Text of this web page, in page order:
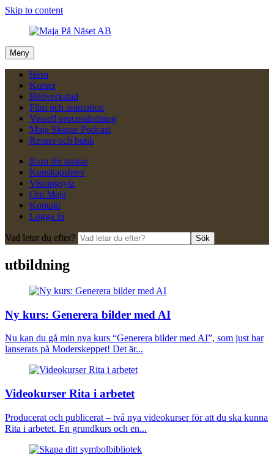
Skip to content
Meny
Hem
Kurser
Bildverkstad
Film och animation
Visuell processledning
Maja Skapar Podcast
Resurs och butik
Rum för tankar
Kunskapsbrev
Visningsyta
Om Maja
Kontakt
Logga in
Vad letar du efter? Sök
utbildning
Ny kurs: Generera bilder med AI
Nu kan du gå min nya kurs “Generera bilder med AI”, som just har
lanserats på Moderskeppet! Det är...
Videokurser Rita i arbetet
Producerat och publicerat – två nya videokurser för att du ska kunna
Rita i arbetet. En grundkurs och en...